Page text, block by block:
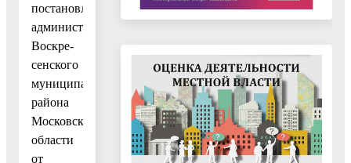
постановлением
администрации
Воскре-
сенского
муниципального
района
Московской
области
от